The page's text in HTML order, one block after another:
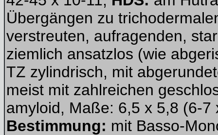
Übergängen zu
verstreuten, aufragenden,
ziemlich ansatzlos (wie
TZ zylindrisch, mit
meist mit zahlreichen
amyloid, Maße: 6,5 x 5,8 (6-
Bestimmung: mit Basso-